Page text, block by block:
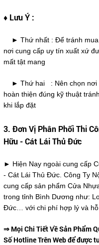
♦ Lưu Ý :
► Thứ nhất : Để tránh mua
nơi cung cấp uy tín xuất xứ
mất tật mang
► Thứ hai : Nên chọn nơi
hoàn thiện đúng kỹ thuật
khi lắp đặt
3. Đơn Vị Phân Phối Thi
Hữu - Cát Lái Thủ Đức
► Hiện Nay ngoài cung cấp
- Cát Lái Thủ Đức. Công Ty
cung cấp sản phẩm Cửa
trong tỉnh Bình Dương như:
Đức… với chi phí hợp lý và hỗ
⇒ Mọi Chi Tiết Về Sản Phẩm
Số Hotline Trên Web để được